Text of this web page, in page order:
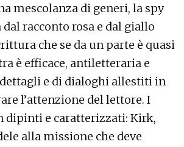
mescolanza di generi, la spy
racconto rosa e dal giallo
che se da un parte è quasi
è efficace, antiletteraria e
e di dialoghi allestiti in
l’attenzione del lettore. I
dipinti e caratterizzati: Kirk,
alla missione che deve